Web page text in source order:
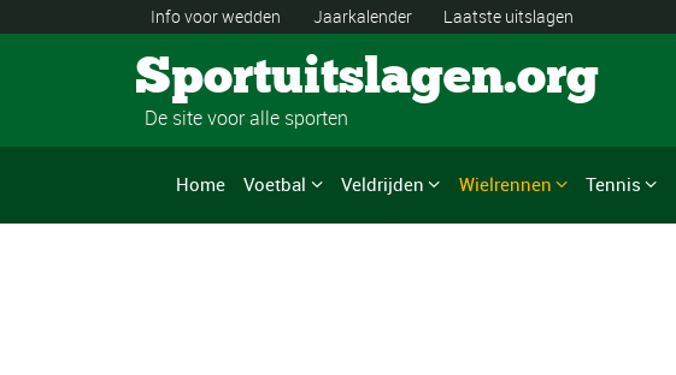
Info voor wedden Jaarkalender Laatste uitslagen
Sportuitslagen.org
De site voor alle sporten
Home Voetbal Veldrijden Wielrennen Tennis